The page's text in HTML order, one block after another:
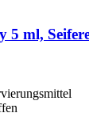
5 ml,